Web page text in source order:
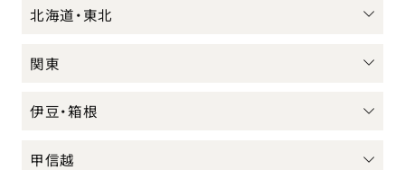
北海道・東北
関東
伊豆・箱根
甲信越